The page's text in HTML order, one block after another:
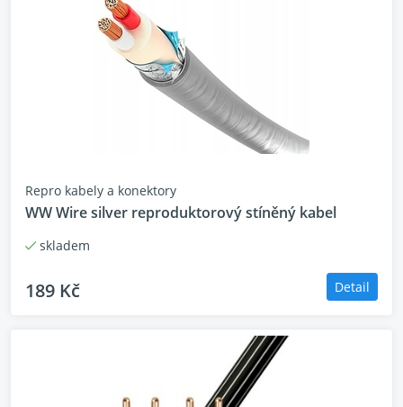
Velmi dobře hrající signálový kabel Cardas z řady
Crosslink zaručí velmi detailní a dynamický zvuk.
Kabel je navržen pro základní a střední třídu HiFi
komponentů. Lelý kabel je vyroben v USA. Déla
Repro kabely a konektory
WW Wire silver reproduktorový stíněný kabel
skladem
189 Kč Detail